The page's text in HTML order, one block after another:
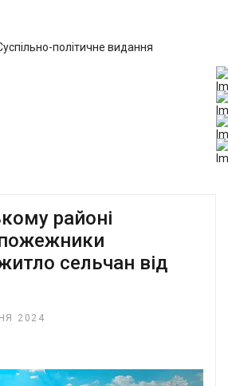
районі
пожежники
сельчан від
2024